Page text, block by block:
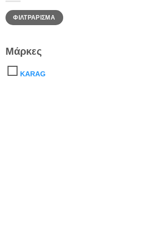
Ελάχιστη
τιμή
Μέγιστη
τιμήΦΙΛΤΡΆΡΙΣΜΑ
Μάρκες
KARAG